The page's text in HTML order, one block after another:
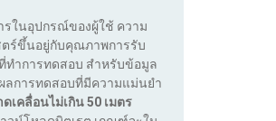
รในอุปกรณ์ของผู้ใช้ ความ
ร์ขึ้นอยู่กับคุณภาพการรับ
ำการทดสอบ สำหรับข้อมูล
ลการทดสอบที่มีความแม่นยำ
ดเคลื่อนไม่เกิน 50 เมตร